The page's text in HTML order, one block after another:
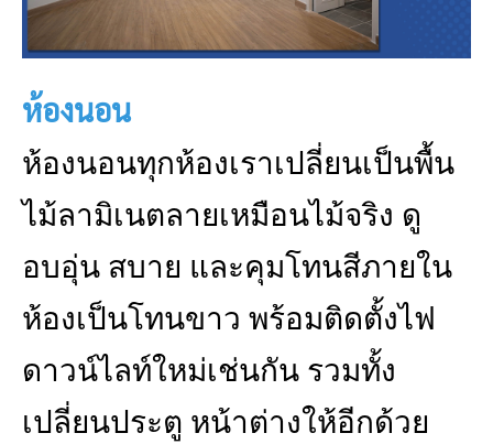
ห้องนอน
ห้องนอนทุกห้องเราเปลี่ยนเป็นพื้น
ไม้ลามิเนตลายเหมือนไม้จริง ดู
อบอุ่น สบาย และคุมโทนสีภายใน
ห้องเป็นโทนขาว พร้อมติดตั้งไฟ
ดาวน์ไลท์ใหม่เช่นกัน รวมทั้ง
เปลี่ยนประตู หน้าต่างให้อีกด้วย